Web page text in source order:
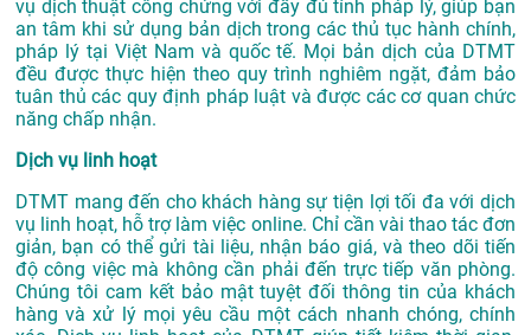
vụ dịch thuật công chứng với đầy đủ tính pháp lý, giúp bạn
an tâm khi sử dụng bản dịch trong các thủ tục hành chính,
pháp lý tại Việt Nam và quốc tế. Mọi bản dịch của DTMT
đều được thực hiện theo quy trình nghiêm ngặt, đảm bảo
tuân thủ các quy định pháp luật và được các cơ quan chức
năng chấp nhận.
Dịch vụ linh hoạt
DTMT mang đến cho khách hàng sự tiện lợi tối đa với dịch
vụ linh hoạt, hỗ trợ làm việc online. Chỉ cần vài thao tác đơn
giản, bạn có thể gửi tài liệu, nhận báo giá, và theo dõi tiến
độ công việc mà không cần phải đến trực tiếp văn phòng.
Chúng tôi cam kết bảo mật tuyệt đối thông tin của khách
hàng và xử lý mọi yêu cầu một cách nhanh chóng, chính